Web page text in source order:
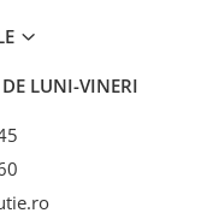
LUNI-VINERI